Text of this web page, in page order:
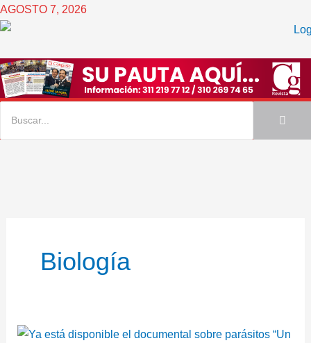
Ir
al
AGOSTO 7, 2026
Biología
Ya